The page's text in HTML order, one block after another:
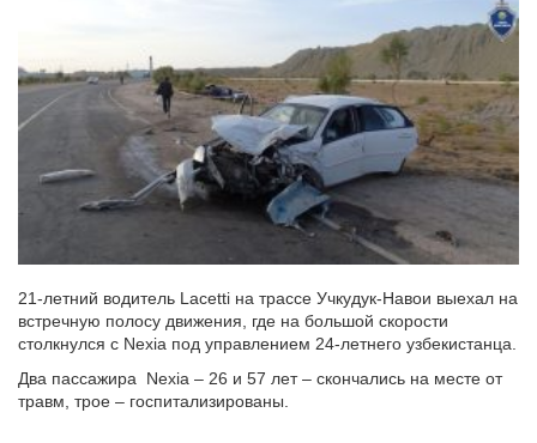
21-летний водитель Lacetti на трассе Учкудук-Навои выехал на
встречную полосу движения, где на большой скорости
столкнулся с Nexia под управлением 24-летнего узбекистанца.
Два пассажира Nexia – 26 и 57 лет – скончались на месте от
травм, трое – госпитализированы.